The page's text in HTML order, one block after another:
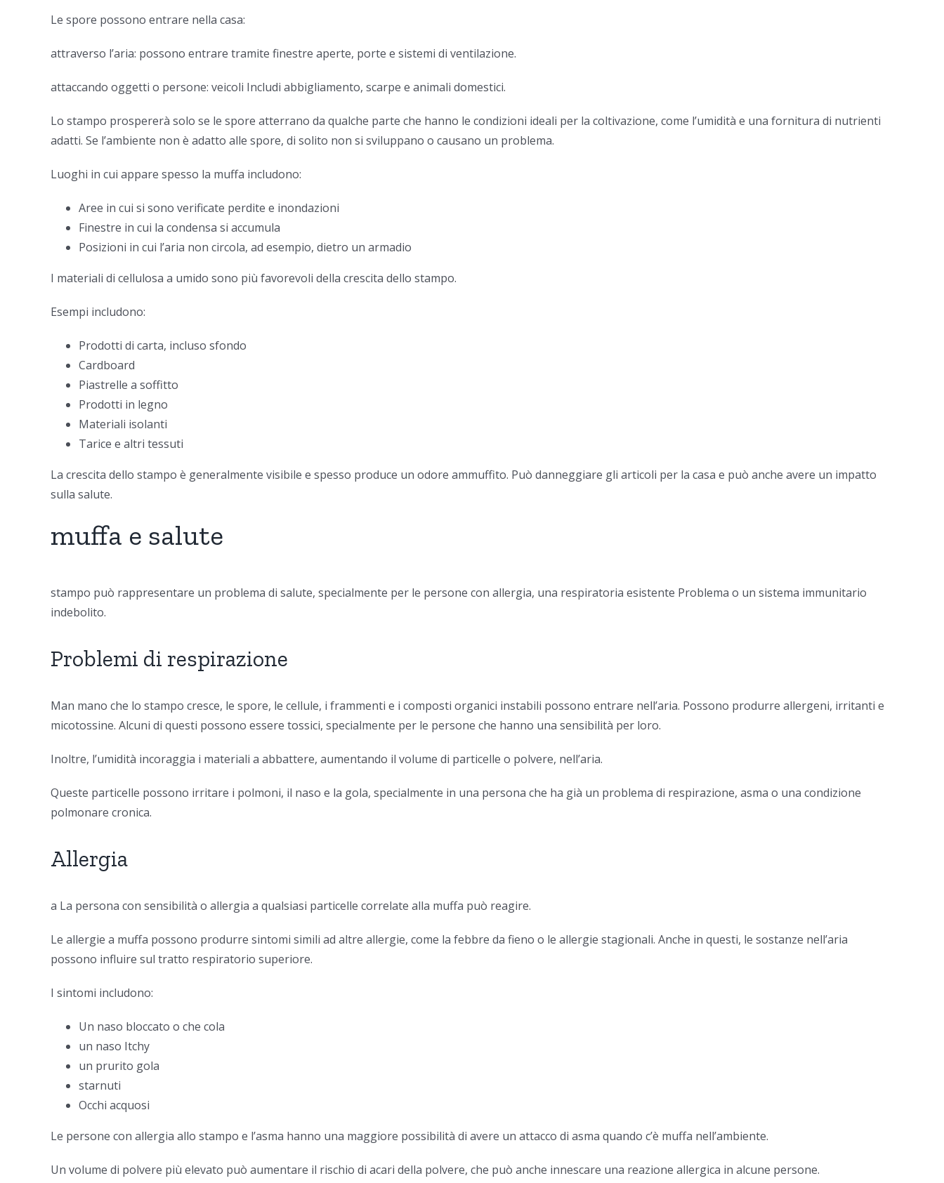
Le spore possono entrare nella casa:
attraverso l’aria: possono entrare tramite finestre aperte, porte e sistemi di ventilazione.
attaccando oggetti o persone: veicoli Includi abbigliamento, scarpe e animali domestici.
Lo stampo prospererà solo se le spore atterrano da qualche parte che hanno le condizioni ideali per la coltivazione, come l’umidità e una fornitura di nutrienti
adatti. Se l’ambiente non è adatto alle spore, di solito non si sviluppano o causano un problema.
Luoghi in cui appare spesso la muffa includono:
Aree in cui si sono verificate perdite e inondazioni
Finestre in cui la condensa si accumula
Posizioni in cui l’aria non circola, ad esempio, dietro un armadio
I materiali di cellulosa a umido sono più favorevoli della crescita dello stampo.
Esempi includono:
Prodotti di carta, incluso sfondo
Cardboard
Piastrelle a soffitto
Prodotti in legno
Materiali isolanti
Tarice e altri tessuti
La crescita dello stampo è generalmente visibile e spesso produce un odore ammuffito. Può danneggiare gli articoli per la casa e può anche avere un impatto
sulla salute.
muffa e salute
stampo può rappresentare un problema di salute, specialmente per le persone con allergia, una respiratoria esistente Problema o un sistema immunitario
indebolito.
Problemi di respirazione
Man mano che lo stampo cresce, le spore, le cellule, i frammenti e i composti organici instabili possono entrare nell’aria. Possono produrre allergeni, irritanti e
micotossine. Alcuni di questi possono essere tossici, specialmente per le persone che hanno una sensibilità per loro.
Inoltre, l’umidità incoraggia i materiali a abbattere, aumentando il volume di particelle o polvere, nell’aria.
Queste particelle possono irritare i polmoni, il naso e la gola, specialmente in una persona che ha già un problema di respirazione, asma o una condizione
polmonare cronica.
Allergia
a La persona con sensibilità o allergia a qualsiasi particelle correlate alla muffa può reagire.
Le allergie a muffa possono produrre sintomi simili ad altre allergie, come la febbre da fieno o le allergie stagionali. Anche in questi, le sostanze nell’aria
possono influire sul tratto respiratorio superiore.
I sintomi includono:
Un naso bloccato o che cola
un naso Itchy
un prurito gola
starnuti
Occhi acquosi
Le persone con allergia allo stampo e l’asma hanno una maggiore possibilità di avere un attacco di asma quando c’è muffa nell’ambiente.
Un volume di polvere più elevato può aumentare il rischio di acari della polvere, che può anche innescare una reazione allergica in alcune persone.